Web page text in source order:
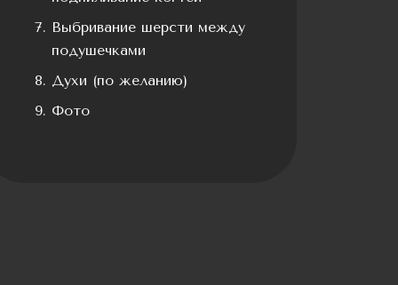
Выбривание шерсти между
подушечками
Духи (по желанию)
Фото